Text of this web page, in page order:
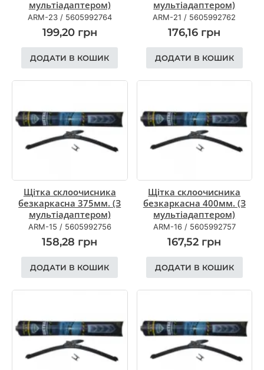
мультіадаптером)
ARM-23/ 5605992764
199,20 грн
ДОДАТИ В КОШИК
мультіадаптером)
ARM-21 / 5605992762
176,16 грн
ДОДАТИ В КОШИК
Щітка склоочисника
безкаркасна 375мм. (З
мультіадаптером)
ARM-15 / 5605992756
158,28 грн
ДОДАТИ В КОШИК
Щітка склоочисника
безкаркасна 400мм. (З
мультіадаптером)
ARM-16/ 5605992757
167,52 грн
ДОДАТИ В КОШИК